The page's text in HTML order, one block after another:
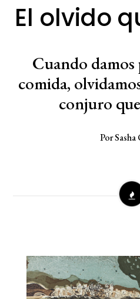
El olvido
Cuando damos
comida,
conjuro
Por Sasha